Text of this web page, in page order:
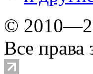
©
Все